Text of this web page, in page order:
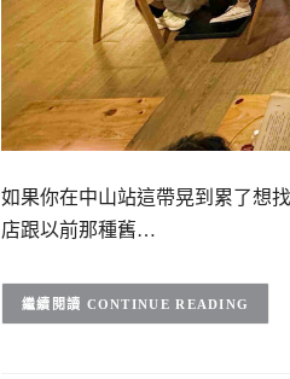
如果你在中山站這帶晃到累了想
店跟以前那種舊…
CONTINUE READING